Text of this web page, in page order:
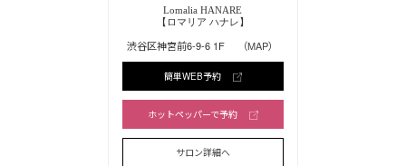
Lomalia HANARE
【ロマリア ハナレ】
渋谷区神宮前6-9-6 1F （MAP）
簡単WEB予約
ホットペッパーで予約
サロン詳細へ